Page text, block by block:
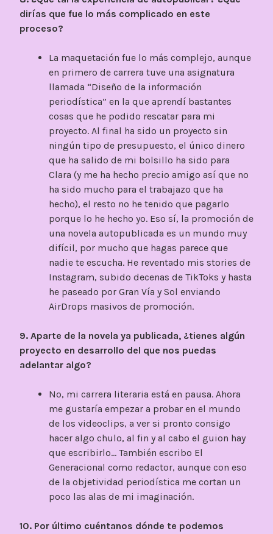
dirías que fue lo más complicado en este
proceso?
La maquetación fue lo más complejo, aunque
en primero de carrera tuve una asignatura
llamada “Diseño de la información
periodística” en la que aprendí bastantes
cosas que he podido rescatar para mi
proyecto. Al final ha sido un proyecto sin
ningún tipo de presupuesto, el único dinero
que ha salido de mi bolsillo ha sido para
Clara (y me ha hecho precio amigo así que no
ha sido mucho para el trabajazo que ha
hecho), el resto no he tenido que pagarlo
porque lo he hecho yo. Eso sí, la promoción de
una novela autopublicada es un mundo muy
difícil, por mucho que hagas parece que
nadie te escucha. He reventado mis stories de
Instagram, subido decenas de TikToks y hasta
he paseado por Gran Vía y Sol enviando
AirDrops masivos de promoción.
9. Aparte de la novela ya publicada, ¿tienes algún
proyecto en desarrollo del que nos puedas
adelantar algo?
No, mi carrera literaria está en pausa. Ahora
me gustaría empezar a probar en el mundo
de los videoclips, a ver si pronto consigo
hacer algo chulo, al fin y al cabo el guion hay
que escribirlo… También escribo El
Generacional como redactor, aunque con eso
de la objetividad periodística me cortan un
poco las alas de mi imaginación.
10. Por último cuéntanos dónde te podemos